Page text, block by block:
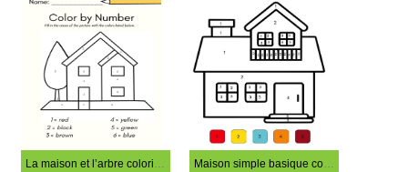
La maison et l’arbre coloriage magique Maison simple basique coloriage magique